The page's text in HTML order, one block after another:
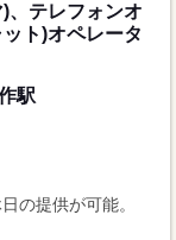
、テレフォンオ
ト)オペレータ
駅
の提供が可能。